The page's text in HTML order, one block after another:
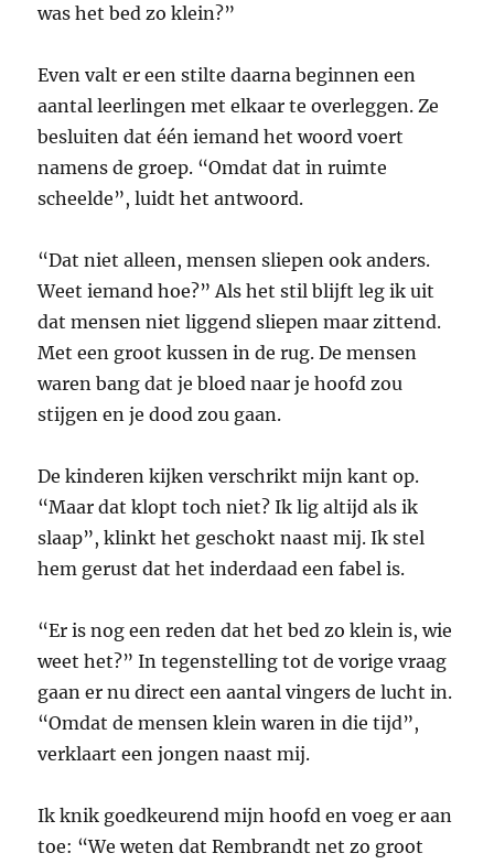
was het bed zo klein?”
Even valt er een stilte daarna beginnen een
aantal leerlingen met elkaar te overleggen. Ze
besluiten dat één iemand het woord voert
namens de groep. “Omdat dat in ruimte
scheelde”, luidt het antwoord.
“Dat niet alleen, mensen sliepen ook anders.
Weet iemand hoe?” Als het stil blijft leg ik uit
dat mensen niet liggend sliepen maar zittend.
Met een groot kussen in de rug. De mensen
waren bang dat je bloed naar je hoofd zou
stijgen en je dood zou gaan.
De kinderen kijken verschrikt mijn kant op.
“Maar dat klopt toch niet? Ik lig altijd als ik
slaap”, klinkt het geschokt naast mij. Ik stel
hem gerust dat het inderdaad een fabel is.
“Er is nog een reden dat het bed zo klein is, wie
weet het?” In tegenstelling tot de vorige vraag
gaan er nu direct een aantal vingers de lucht in.
“Omdat de mensen klein waren in die tijd”,
verklaart een jongen naast mij.
Ik knik goedkeurend mijn hoofd en voeg er aan
toe: “We weten dat Rembrandt net zo groot